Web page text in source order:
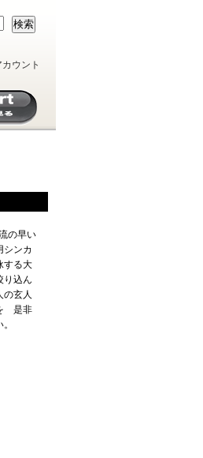
検索
ウント
の早い
シンカ
する大
り込ん
の玄人
是非